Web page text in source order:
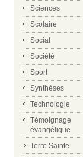
Sciences
Scolaire
Social
Société
Sport
Synthèses
Technologie
Témoignage
évangélique
Terre Sainte